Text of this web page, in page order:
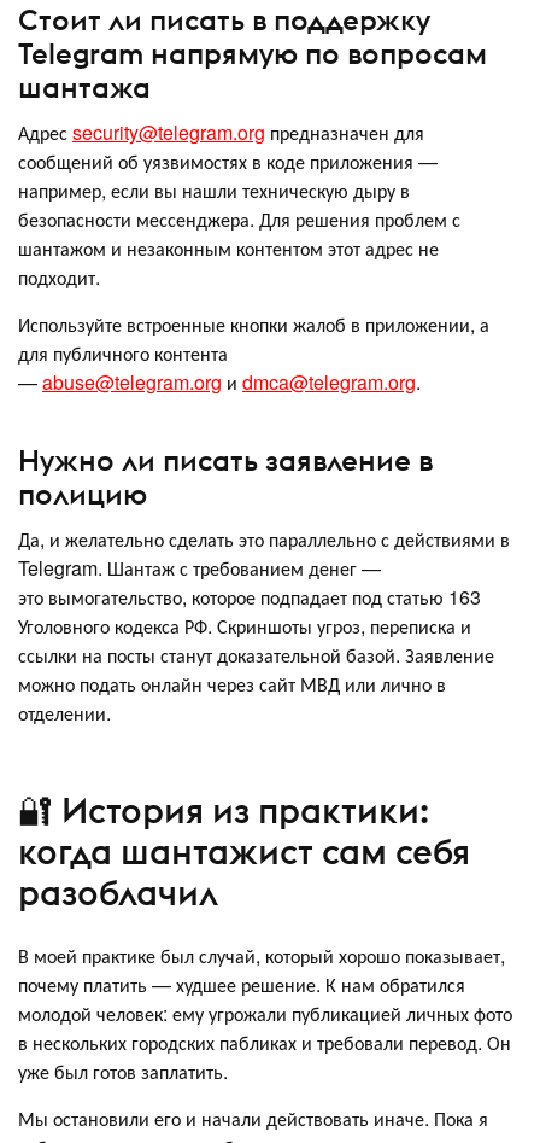
Стоит ли писать в поддержку
Telegram напрямую по вопросам
шантажа
Адресsecurity@telegram.org предназначен для
сообщений об уязвимостях в коде приложения —
например, если вы нашли техническую дыру в
безопасности мессенджера. Для решения проблем с
шантажом и незаконным контентом этот адрес не
подходит.
Используйте встроенные кнопки жалоб в приложении, а
для публичного контента
—abuse@telegram.org и dmca@telegram.org.
Нужно ли писать заявление в
полицию
Да, и желательно сделать это параллельно с действиями в
Telegram. Шантаж с требованием денег —
это вымогательство, которое подпадает под статью 163
Уголовного кодекса РФ. Скриншоты угроз, переписка и
ссылки на посты станут доказательной базой. Заявление
можно подать онлайн через сайт МВД или лично в
отделении.
🔐 История из практики:
когда шантажист сам себя
разоблачил
В моей практике был случай, который хорошо показывает,
почему платить — худшее решение. К нам обратился
молодой человек: ему угрожали публикацией личных фото
в нескольких городских пабликах и требовали перевод. Он
уже был готов заплатить.
Мы остановили его и начали действовать иначе. Пока я